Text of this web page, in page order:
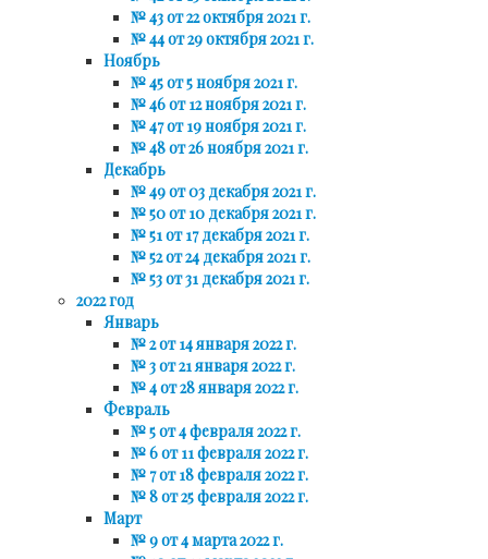
№ 43 от 22 октября 2021 г.
№ 44 от 29 октября 2021 г.
Ноябрь
№ 45 от 5 ноября 2021 г.
№ 46 от 12 ноября 2021 г.
№ 47 от 19 ноября 2021 г.
№ 48 от 26 ноября 2021 г.
Декабрь
№ 49 от 03 декабря 2021 г.
№ 50 от 10 декабря 2021 г.
№ 51 от 17 декабря 2021 г.
№ 52 от 24 декабря 2021 г.
№ 53 от 31 декабря 2021 г.
2022 год
Январь
№ 2 от 14 января 2022 г.
№ 3 от 21 января 2022 г.
№ 4 от 28 января 2022 г.
Февраль
№ 5 от 4 февраля 2022 г.
№ 6 от 11 февраля 2022 г.
№ 7 от 18 февраля 2022 г.
№ 8 от 25 февраля 2022 г.
Март
№ 9 от 4 марта 2022 г.